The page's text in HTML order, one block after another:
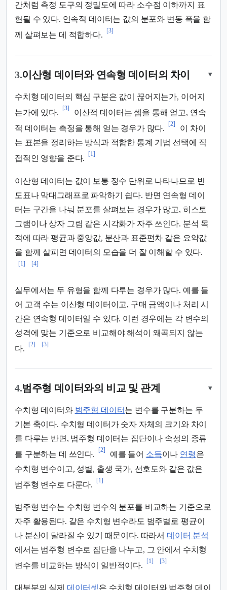
간처럼 측정 도구의 정밀도에 따라 소수점 이하까지 표
현될 수 있다. 연속적 데이터는 값의 분포와 변동 폭을 함
께 살펴보는 데 적합하다.
[3]
3.이산형 데이터와 연속형 데이터의 차이 ▾
수치형 데이터의 핵심 구분은 값이 끊어지는가, 이어지
는가에 있다.
[3]
이산적 데이터는 셈을 통해 얻고, 연속
적 데이터는 측정을 통해 얻는 경우가 많다.
[2]
이 차이
는 표본을 정리하는 방식과 적합한 통계 기법 선택에 직
접적인 영향을 준다.
[1]
이산형 데이터는 값이 보통 정수 단위로 나타나므로 빈
도표나 막대그래프로 파악하기 쉽다. 반면 연속형 데이
터는 구간을 나눠 분포를 살펴보는 경우가 많고, 히스토
그램이나 상자 그림 같은 시각화가 자주 쓰인다. 분석 목
적에 따라 평균과 중앙값, 분산과 표준편차 같은 요약값
을 함께 살피면 데이터의 모습을 더 잘 이해할 수 있다.
[1] [4]
실무에서는 두 유형을 함께 다루는 경우가 많다. 예를 들
어 고객 수는 이산형 데이터이고, 구매 금액이나 처리 시
간은 연속형 데이터일 수 있다. 이런 경우에는 각 변수의
성격에 맞는 기준으로 비교해야 해석이 왜곡되지 않는
다.
[2] [3]
4.범주형 데이터와의 비교 및 관계 ▾
수치형 데이터와 범주형 데이터는 변수를 구분하는 두
기본 축이다. 수치형 데이터가 숫자 자체의 크기와 차이
를 다루는 반면, 범주형 데이터는 집단이나 속성의 종류
를 구분하는 데 쓰인다.
[2]
예를 들어 소득이나 연령은
수치형 변수이고, 성별, 출생 국가, 선호도와 같은 값은
범주형 변수로 다룬다.
[1]
범주형 변수는 수치형 변수의 분포를 비교하는 기준으로
자주 활용된다. 같은 수치형 변수라도 범주별로 평균이
나 분산이 달라질 수 있기 때문이다. 따라서 데이터 분석
에서는 범주형 변수로 집단을 나누고, 그 안에서 수치형
변수를 비교하는 방식이 일반적이다.
[1] [3]
대부분의 실제 데이터셋은 수치형 데이터와 범주형 데이